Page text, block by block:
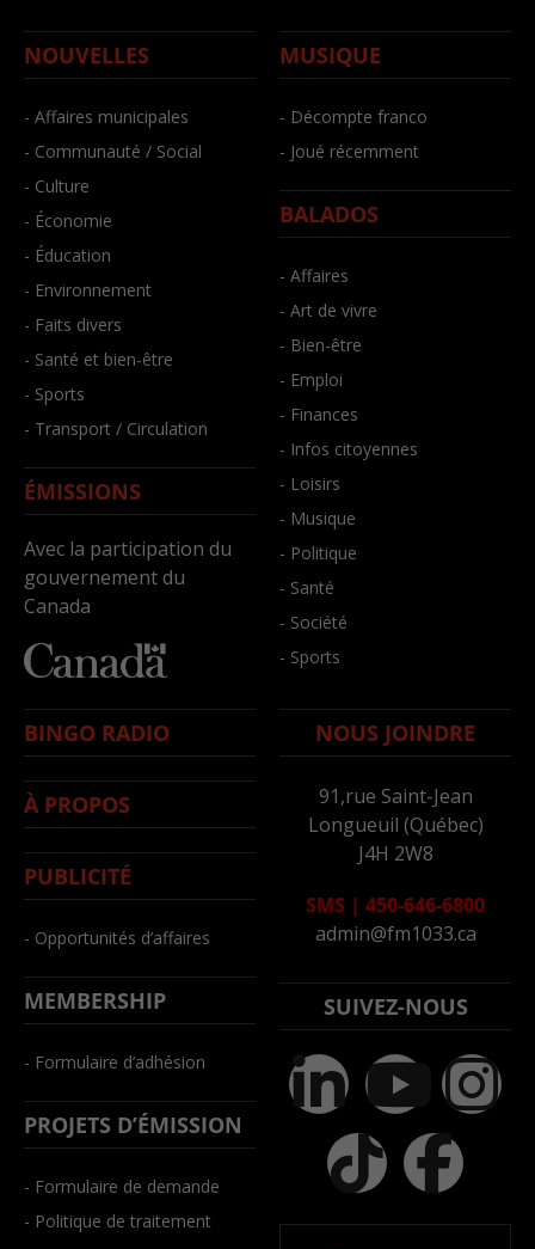
NOUVELLES
- Affaires municipales
- Communauté / Social
- Culture
- Économie
- Éducation
- Environnement
- Faits divers
- Santé et bien-être
- Sports
- Transport / Circulation
ÉMISSIONS
Avec la participation du
gouvernement du
Canada
MUSIQUE
- Décompte franco
- Joué récemment
BALADOS
- Affaires
- Art de vivre
- Bien-être
- Emploi
- Finances
- Infos citoyennes
- Loisirs
- Musique
- Politique
- Santé
- Société
- Sports
BINGO RADIO
À PROPOS
PUBLICITÉ
- Opportunités d’affaires
MEMBERSHIP
- Formulaire d’adhésion
PROJETS D’ÉMISSION
- Formulaire de demande
- Politique de traitement
NOUS JOINDRE
91,rue Saint-Jean
Longueuil (Québec)
J4H 2W8
SMS | 450-646-6800
admin@fm1033.ca
SUIVEZ-NOUS